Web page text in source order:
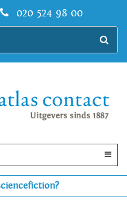
020 524 98 00